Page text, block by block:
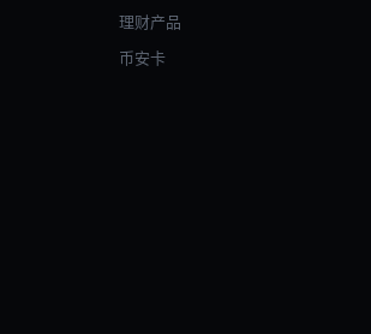
理财产品
币安卡